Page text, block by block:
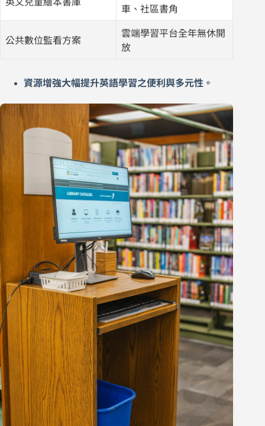
英文兒童繪本書庫
車、社區書角
公共數位監看方案
雲端學習平台全年無休開
放
資源增強大幅提升英語學習之便利與多元性。